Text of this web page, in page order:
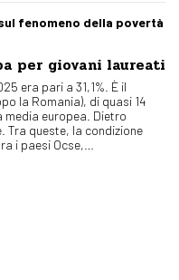
fenomeno della povertà
per giovani laureati
era pari a 31,1%. È il
la Romania), di quasi 14
europea. Dietro
Tra queste, la condizione
i paesi Ocse,…